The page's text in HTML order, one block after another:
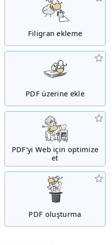
Filigran ekleme
PDF üzerine ekle
PDF'yi Web için optimize
et
PDF oluşturma